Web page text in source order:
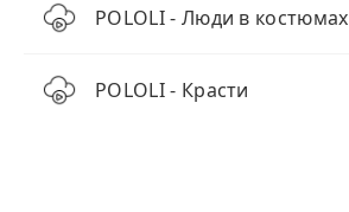
POLOLI - Люди в костюмах
POLOLI - Красти